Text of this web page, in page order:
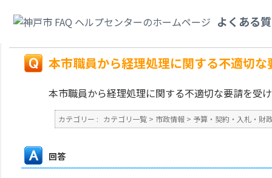
よくある
か。
本市職員から経理処理に関する不適切
本市職員から経理処理に関する不適切な要請を受
カテゴリー : カテゴリ一覧 > 市政情報 > 予算・契約・入札・財
回答